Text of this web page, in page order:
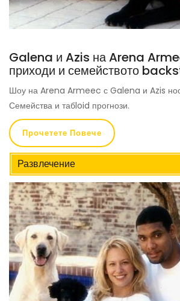
Galena и Azis на Arena
приходи и семейството
Шоу на Arena Armeec с Galena и Azis
Семейства и табloid прогнози.
Прочетете Повече
Развлечение